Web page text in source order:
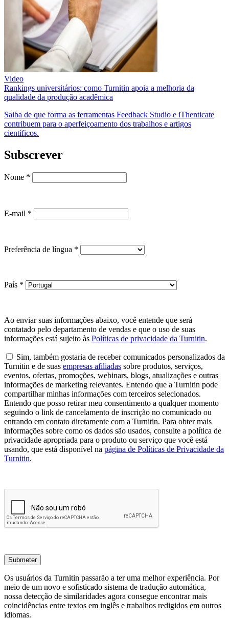
Video
Rankings universitários: como Turnitin apoia a melhoria da
qualidade da produção acadêmica
Saiba de que forma as ferramentas Feedback Studio e iThenticate
contribuem para o aperfeiçoamento dos trabalhos e artigos
científicos.
Subscrever
Nome *
E-mail *
Preferência de língua *
País *
Ao enviar suas informações abaixo, você entende que será
contatado pelo departamento de vendas e que o uso de suas
informações está sujeito às Políticas de privacidade da Turnitin.
Sim, também gostaria de receber comunicados personalizados da
Turnitin e de suas empresas afiliadas sobre produtos, serviços,
eventos, ofertas, promoções, webinars, blogs, atualizações e outras
informações de marketing relevantes. Entendo que a Turnitin pode
compartilhar minhas informações com terceiros selecionados.
Entendo que posso retirar meu consentimento a qualquer momento
seguindo o link de cancelamento de inscrição no comunicado ou
entrando em contato diretamente com a Turnitin. Para obter mais
informações sobre como os dados são usados, consulte a política de
privacidade apropriada para o produto ou serviço que você está
usando, que está disponível na página de Políticas de Privacidade da
Turnitin.
Submeter
Os usuários da Turnitin passarão a ter uma melhor experiência. Por
meio de um novo e sofisticado sistema de tradução automática,
nossa detecção de similaridades agora consegue encontrar mais
coincidências entre textos em inglês e trabalhos redigidos em outros
idiomas.